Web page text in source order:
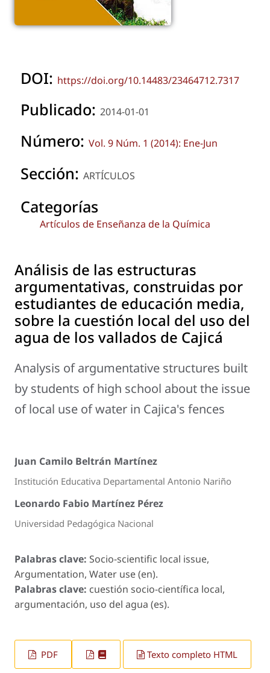
DOI: https://doi.org/10.14483/23464712.7317
Publicado: 2014-01-01
Número: Vol. 9 Núm. 1 (2014): Ene-Jun
Sección: ARTÍCULOS
Categorías
Artículos de Enseñanza de la Química
Análisis de las estructuras
argumentativas, construidas por
estudiantes de educación media,
sobre la cuestión local del uso del
agua de los vallados de Cajicá
Analysis of argumentative structures built
by students of high school about the issue
of local use of water in Cajica's fences
Juan Camilo Beltrán Martínez
Institución Educativa Departamental Antonio Nariño
Leonardo Fabio Martínez Pérez
Universidad Pedagógica Nacional
Palabras clave: Socio-scientific local issue,
Argumentation, Water use (en).
Palabras clave: cuestión socio-científica local,
argumentación, uso del agua (es).
PDF Texto completo HTML